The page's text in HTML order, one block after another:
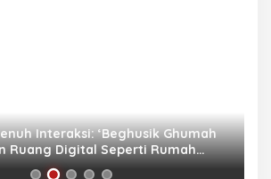
Interaksi: ‘Beghusik Ghumah
Ruang Digital Seperti Rumah